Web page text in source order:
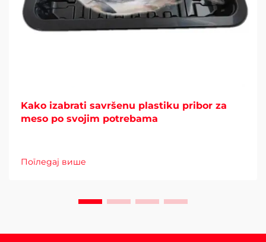
Kako izabrati savršenu plastiku pribor za
meso po svojim potrebama
Погледај више